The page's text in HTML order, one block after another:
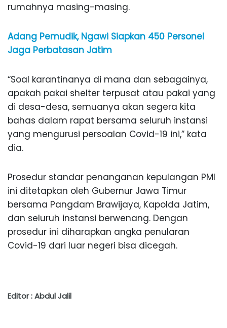
rumahnya masing-masing.
Adang Pemudik, Ngawi Siapkan 450 Personel
Jaga Perbatasan Jatim
“Soal karantinanya di mana dan sebagainya,
apakah pakai shelter terpusat atau pakai yang
di desa-desa, semuanya akan segera kita
bahas dalam rapat bersama seluruh instansi
yang mengurusi persoalan Covid-19 ini,” kata
dia.
Prosedur standar penanganan kepulangan PMI
ini ditetapkan oleh Gubernur Jawa Timur
bersama Pangdam Brawijaya, Kapolda Jatim,
dan seluruh instansi berwenang. Dengan
prosedur ini diharapkan angka penularan
Covid-19 dari luar negeri bisa dicegah.
Editor : Abdul Jalil